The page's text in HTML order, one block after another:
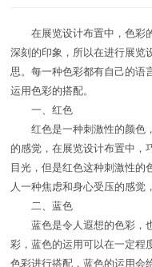
在展览设计布置中，色彩的
深刻的印象，所以在进行展览
思。每一种色彩都有自己的语
运用色彩的搭配。
一、红色
红色是一种刺激性的颜色，
的感觉，在展览设计布置中，
目光，但是红色这种刺激性的
人一种焦虑和身心受压的感觉
二、蓝色
蓝色是令人遐想的色彩，
彩，蓝色的运用可以在一定程
色彩进行搭配，蓝色的运用会